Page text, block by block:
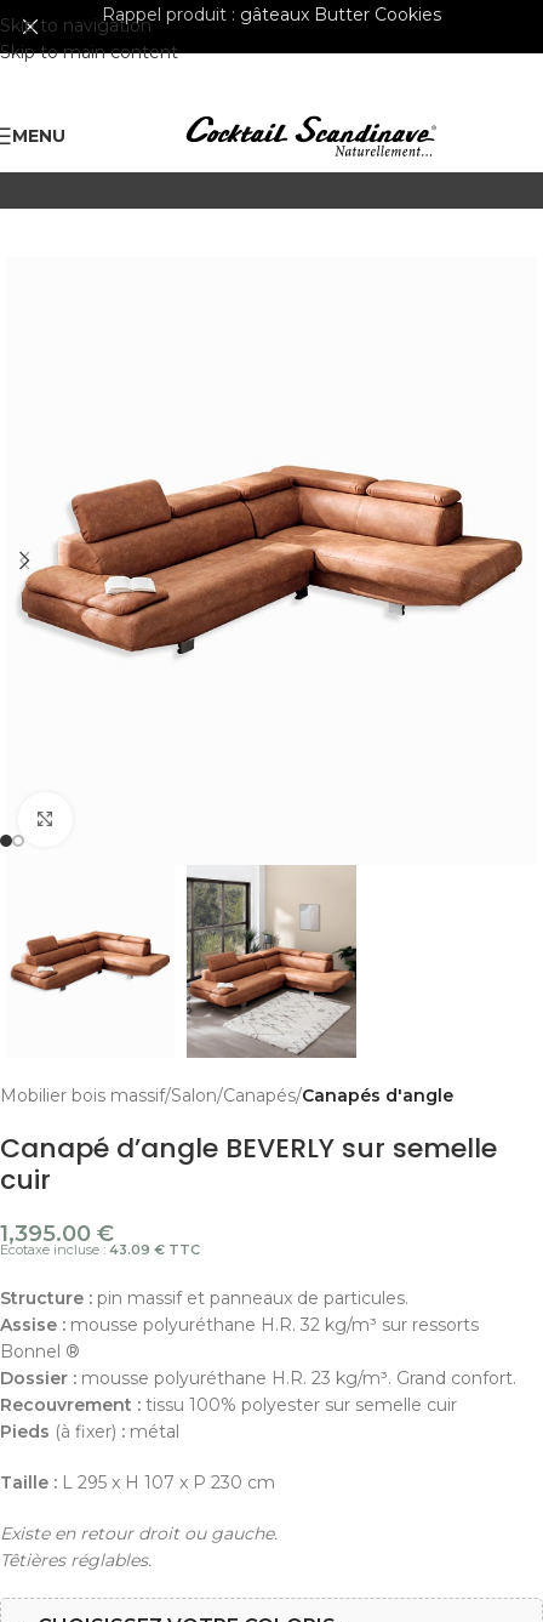
Skip to navigation
Skip to main content
Rappel produit : gâteaux Butter Cookies
MENU
Mobilier bois massif Salon Canapés Canapés d'angle
Canapé d’angle BEVERLY sur semelle
cuir
1,395.00 €
Ecotaxe incluse : 43.09 € TTC
Structure : pin massif et panneaux de particules.
Assise : mousse polyuréthane H.R. 32 kg/m³ sur ressorts
Bonnel ®
Dossier : mousse polyuréthane H.R. 23 kg/m³. Grand confort.
Recouvrement : tissu 100% polyester sur semelle cuir
Pieds (à fixer) : métal
Taille : L 295 x H 107 x P 230 cm
Existe en retour droit ou gauche.
Têtières réglables.